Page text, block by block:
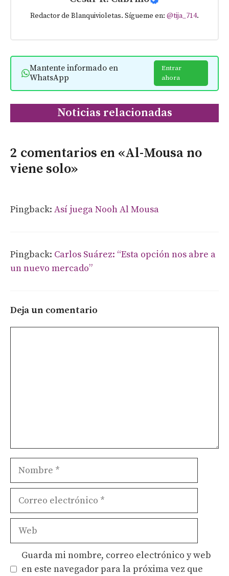
Redactor de Blanquivioletas. Sígueme en: @tija_714.
Mantente informado en
WhatsApp
Entrar
ahora
Noticias relacionadas
2 comentarios en «Al-Mousa no
viene solo»
Pingback: Así juega Nooh Al Mousa
Pingback: Carlos Suárez: “Esta opción nos abre a
un nuevo mercado”
Deja un comentario
Nombre
Guarda mi nombre, correo electrónico y web
en este navegador para la próxima vez que